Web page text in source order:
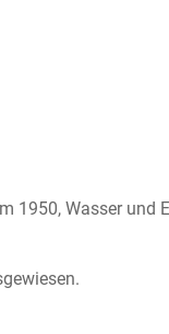
1950, Wasser